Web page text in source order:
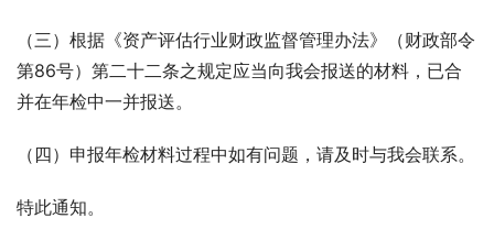
（三）根据《资产评估行业财政监督管理办法》（财政部令
第86号）第二十二条之规定应当向我会报送的材料，已合
并在年检中一并报送。
（四）申报年检材料过程中如有问题，请及时与我会联系。
特此通知。